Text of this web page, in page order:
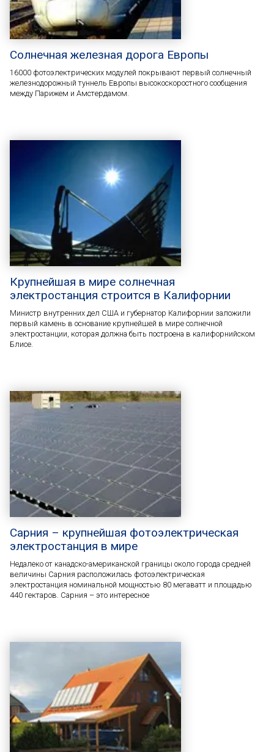
Солнечная железная дорога Европы
16000 фотоэлектрических модулей покрывают первый солнечный
железнодорожный туннель Европы высокоскоростного сообщения
между Парижем и Амстердамом.
Крупнейшая в мире солнечная
электростанция строится в Калифорнии
Министр внутренних дел США и губернатор Калифорнии заложили
первый камень в основание крупнейшей в мире солнечной
электростанции, которая должна быть построена в калифорнийском
Блисе.
Сарния – крупнейшая фотоэлектрическая
электростанция в мире
Недалеко от канадско-американской границы около города средней
величины Сарния расположилась фотоэлектрическая
электростанция номинальной мощностью 80 мегаватт и площадью
440 гектаров. Сарния – это интересное